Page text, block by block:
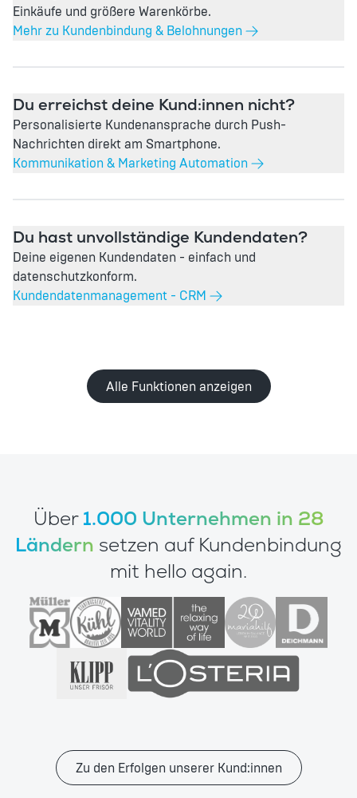
Einkäufe und größere Warenkörbe.
Mehr zu Kundenbindung & Belohnungen
Du erreichst deine Kund:innen nicht?
Personalisierte Kundenansprache durch Push-
Nachrichten direkt am Smartphone.
Kommunikation & Marketing Automation
Du hast unvollständige Kundendaten?
Deine eigenen Kundendaten - einfach und
datenschutzkonform.
Kundendatenmanagement - CRM
Alle Funktionen anzeigen
Über1.000 Unternehmen in 28
Ländern setzen auf Kundenbindung
mit hello again.
Zu den Erfolgen unserer Kund:innen